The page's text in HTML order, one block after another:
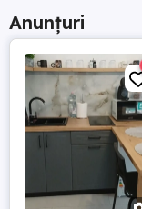
Anunțuri